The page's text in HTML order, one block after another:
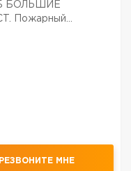
БОЛЬШИЕ
Пожарный
МНЕ